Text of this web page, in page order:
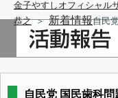
金子やすしオフィシャル
恭之 ＞ 新着情報自民
自民党 国民歯科